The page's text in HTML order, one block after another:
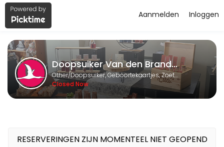
About Doopsuiker Van den Brande
Doopsuiker Van den Brande BVBA is a Doopsuiker,
Services Offered
Afspraak Doopsuiker of Geboortekaartjes
Reservatie Geboorteboeken
Inloggen
Aanmelden
Doopsuiker Van den Brande BVBA
Other/Doopsuiker, Geboortekaartjes, Zoetwaren en Relatiegeschenken
Closed Now
RESERVERINGEN ZIJN MOMENTEEL NIET GEOPEND